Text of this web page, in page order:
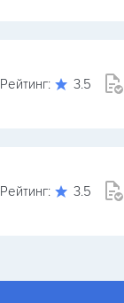
Рейтинг: 3.5
Рейтинг: 3.5